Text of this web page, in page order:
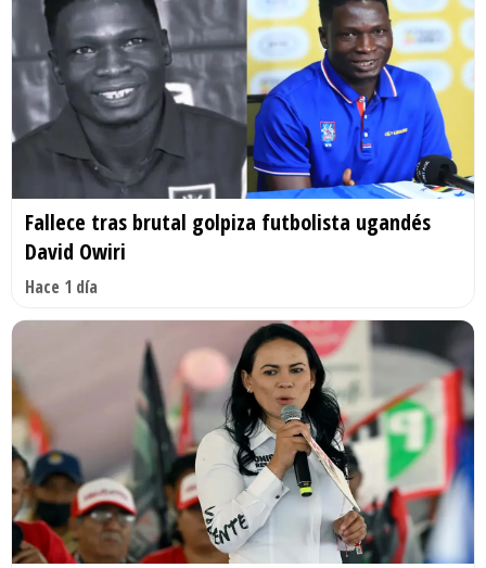
Fallece tras brutal golpiza futbolista ugandés
David Owiri
Hace 1 día